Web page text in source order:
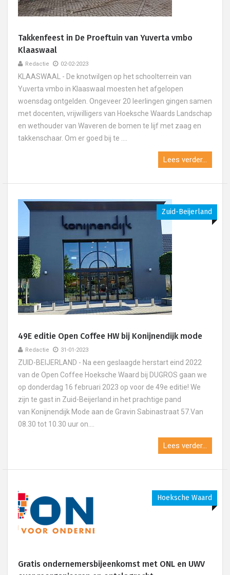
Takkenfeest in De Proeftuin van Yuverta vmbo
Klaaswaal
Redactie 02-02-2023
KLAASWAAL - De knotwilgen op het schoolterrein van
Yuverta vmbo in Klaaswaal moesten het afgelopen
woensdag ontgelden. Ongeveer 20 leerlingen gingen samen
met docenten, vrijwilligers van Hoeksche Waards Landschap
en wethouder van Waveren de bomen te lijf met zaag en
takkenschaar. Om er goed bij te ....
Lees verder...
Zuid-Beijerland
49E editie Open Coffee HW bij Konijnendijk mode
Redactie 31-01-2023
ZUID-BEIJERLAND - Na een geslaagde herstart eind 2022
van de Open Coffee Hoeksche Waard bij DUGROS gaan we
op donderdag 16 februari 2023 op voor de 49e editie! We
zijn te gast in Zuid-Beijerland in het prachtige pand
van Konijnendijk Mode aan de Gravin Sabinastraat 57.Van
08.30 tot 10.30 uur on....
Lees verder...
Hoeksche Waard
Gratis ondernemersbijeenkomst met ONL en UWV